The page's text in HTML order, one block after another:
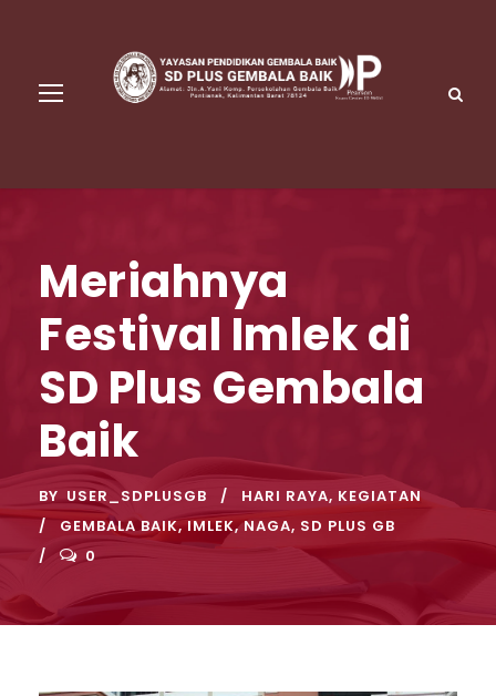
Meriahnya
Festival Imlek di
SD Plus Gembala
Baik
BY USER_SDPLUSGB HARI RAYA, KEGIATAN
GEMBALA BAIK, IMLEK, NAGA, SD PLUS GB
0